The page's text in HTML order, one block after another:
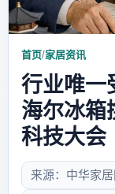
家装攻略
首页/家居资讯
行业唯一
海尔冰箱
科技大会
来源：中华家居